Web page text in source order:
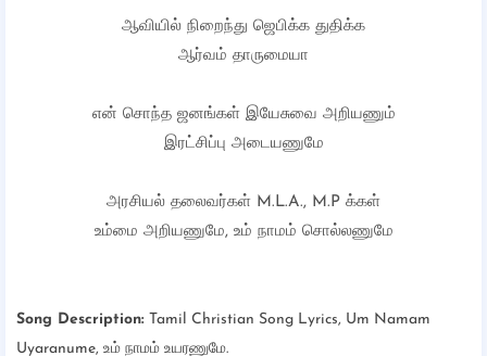
ஆவியில் நிறைந்து ஜெபிக்க துதிக்க
ஆர்வம் தாருமையா
என் சொந்த ஜனங்கள் இயேசுவை அறியணும்
இரட்சிப்பு அடையணுமே
அரசியல் தலைவர்கள் M.L.A., M.P க்கள்
உம்மை அறியணுமே, உம் நாமம் சொல்லணுமே
Song Description: Tamil Christian Song Lyrics, Um Namam
Uyaranume, உம் நாமம் உயரணுமே.